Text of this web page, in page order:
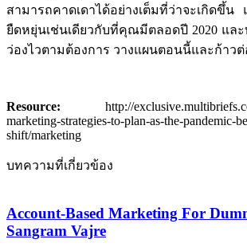
สามารถคาดเดาได้อย่างเต็มที่ว่าจะเกิดขึ้น
ยืดหยุ่นเช่นเดียวกับที่คุณมีตลอดปี 2020 แล
ว่องไวตามต้องการ วางแผนตอนนี้และก้าวต่
Resource: http://
marketing-strategies-to-plan-as-the-pandemic-
shift/marketing
บทความที่เกี่ยวข้อง
Account-Based Marketing For
Sangram Vajre